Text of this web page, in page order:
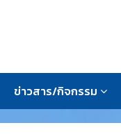
ข่าวสาร/กิจกรรม